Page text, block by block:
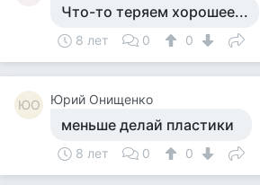
Что-то теряем хорошее...
8 лет 0 0
ЮО Юрий Онищенко
меньше делай пластики
8 лет 0 0